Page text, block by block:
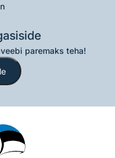
paremaks teha!